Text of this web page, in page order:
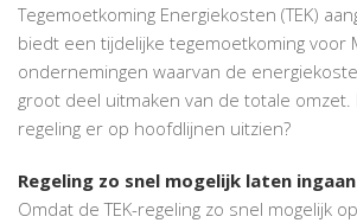
Tegemoetkoming Energiekosten (TEK)
biedt een tijdelijke tegemoetkoming voor
ondernemingen waarvan de
groot deel uitmaken van de totale omzet.
regeling er op hoofdlijnen uitzien?
Regeling zo snel mogelijk laten ingaan
Omdat de TEK-regeling zo snel mogelijk